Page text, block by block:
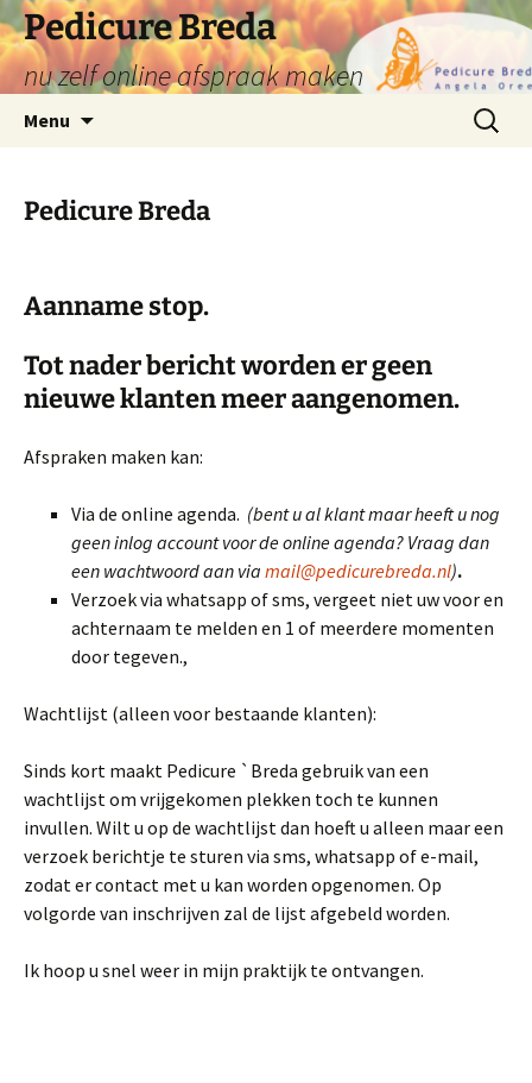
Ga
naar
de
inhoud
Pedicure Breda
nu zelf online afspraak maken
Menu
Zoeken
naar:
Pedicure Breda
Aanname stop.
Tot nader bericht worden er geen
nieuwe klanten meer aangenomen.
Afspraken maken kan:
Via de online agenda. (bent u al klant maar heeft u nog
geen inlog account voor de online agenda? Vraag dan
een wachtwoord aan via mail@pedicurebreda.nl).
Verzoek via whatsapp of sms, vergeet niet uw voor en
achternaam te melden en 1 of meerdere momenten
door tegeven.,
Wachtlijst (alleen voor bestaande klanten):
Sinds kort maakt Pedicure `Breda gebruik van een
wachtlijst om vrijgekomen plekken toch te kunnen
invullen. Wilt u op de wachtlijst dan hoeft u alleen maar een
verzoek berichtje te sturen via sms, whatsapp of e-mail,
zodat er contact met u kan worden opgenomen. Op
volgorde van inschrijven zal de lijst afgebeld worden.
Ik hoop u snel weer in mijn praktijk te ontvangen.